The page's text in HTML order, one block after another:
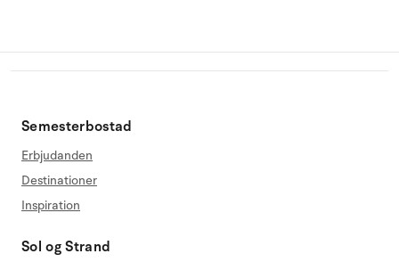
Semesterbostad
Erbjudanden
Destinationer
Inspiration
Sol og Strand